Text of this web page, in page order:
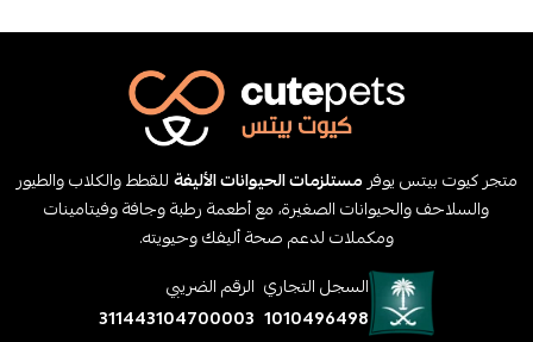
متجر كيوت بيتس يوفر مستلزمات الحيوانات الأليفةللقطط والكلاب والطيور
والسلاحف والحيوانات الصغيرة، مع أطعمة رطبة وجافة وفيتامينات
ومكملات لدعم صحة أليفك وحيويته.
السجل التجاري
1010496498
الرقم الضريبي
311443104700003